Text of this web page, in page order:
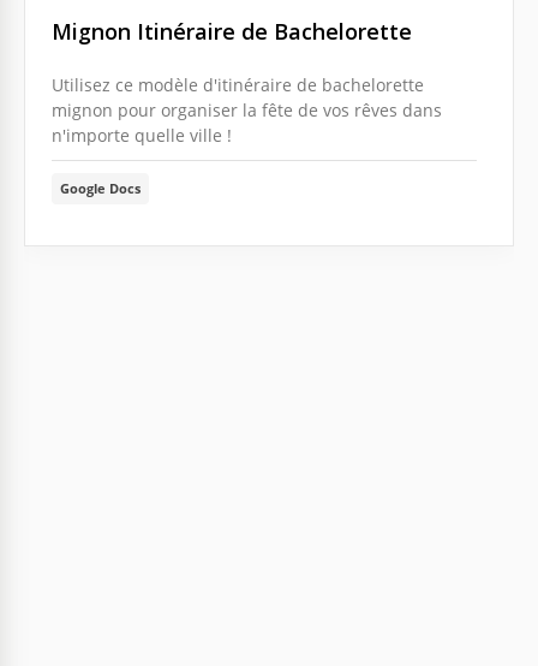
Mignon Itinéraire de Bachelorette
Utilisez ce modèle d'itinéraire de bachelorette
mignon pour organiser la fête de vos rêves dans
n'importe quelle ville !
Google Docs